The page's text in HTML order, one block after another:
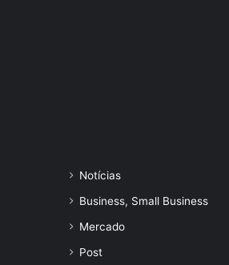
Notícias
Business, Small Business
Mercado
Post